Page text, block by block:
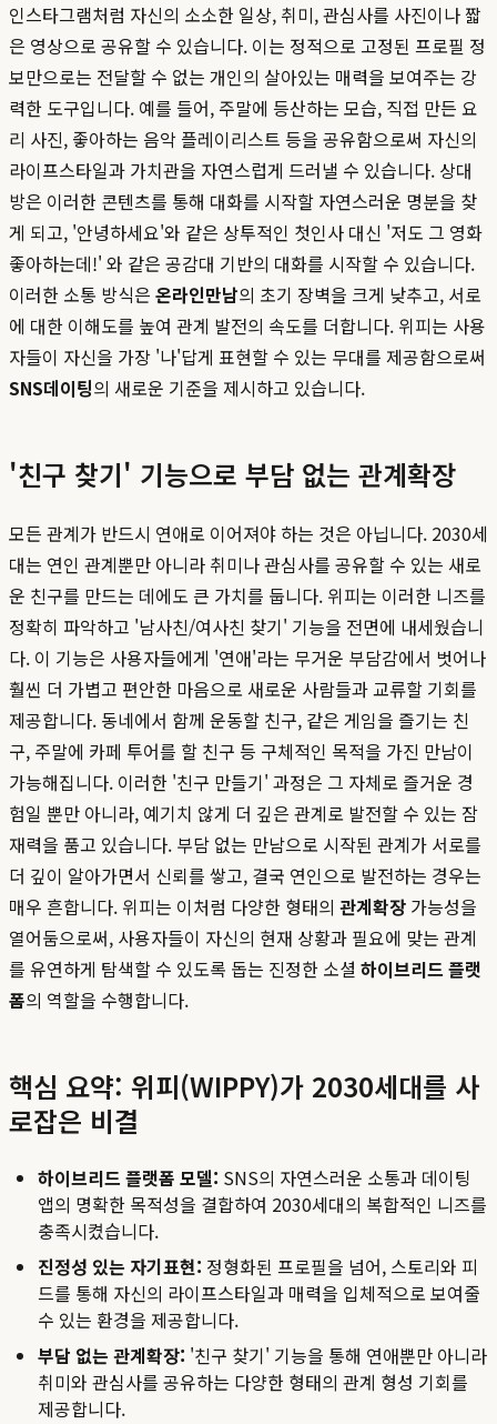
인스타그램처럼 자신의 소소한 일상, 취미, 관심사를 사진이나 짧
은 영상으로 공유할 수 있습니다. 이는 정적으로 고정된 프로필 정
보만으로는 전달할 수 없는 개인의 살아있는 매력을 보여주는 강
력한 도구입니다. 예를 들어, 주말에 등산하는 모습, 직접 만든 요
리 사진, 좋아하는 음악 플레이리스트 등을 공유함으로써 자신의
라이프스타일과 가치관을 자연스럽게 드러낼 수 있습니다. 상대
방은 이러한 콘텐츠를 통해 대화를 시작할 자연스러운 명분을 찾
게 되고, '안녕하세요'와 같은 상투적인 첫인사 대신 '저도 그 영화
좋아하는데!' 와 같은 공감대 기반의 대화를 시작할 수 있습니다.
이러한 소통 방식은 온라인만남의 초기 장벽을 크게 낮추고, 서로
에 대한 이해도를 높여 관계 발전의 속도를 더합니다. 위피는 사용
자들이 자신을 가장 '나'답게 표현할 수 있는 무대를 제공함으로써
SNS데이팅의 새로운 기준을 제시하고 있습니다.
'친구 찾기' 기능으로 부담 없는 관계확장
모든 관계가 반드시 연애로 이어져야 하는 것은 아닙니다. 2030세
대는 연인 관계뿐만 아니라 취미나 관심사를 공유할 수 있는 새로
운 친구를 만드는 데에도 큰 가치를 둡니다. 위피는 이러한 니즈를
정확히 파악하고 '남사친/여사친 찾기' 기능을 전면에 내세웠습니
다. 이 기능은 사용자들에게 '연애'라는 무거운 부담감에서 벗어나
훨씬 더 가볍고 편안한 마음으로 새로운 사람들과 교류할 기회를
제공합니다. 동네에서 함께 운동할 친구, 같은 게임을 즐기는 친
구, 주말에 카페 투어를 할 친구 등 구체적인 목적을 가진 만남이
가능해집니다. 이러한 '친구 만들기' 과정은 그 자체로 즐거운 경
험일 뿐만 아니라, 예기치 않게 더 깊은 관계로 발전할 수 있는 잠
재력을 품고 있습니다. 부담 없는 만남으로 시작된 관계가 서로를
더 깊이 알아가면서 신뢰를 쌓고, 결국 연인으로 발전하는 경우는
매우 흔합니다. 위피는 이처럼 다양한 형태의 관계확장 가능성을
열어둠으로써, 사용자들이 자신의 현재 상황과 필요에 맞는 관계
를 유연하게 탐색할 수 있도록 돕는 진정한 소셜 하이브리드 플랫
폼의 역할을 수행합니다.
핵심 요약: 위피(WIPPY)가 2030세대를 사
로잡은 비결
하이브리드 플랫폼 모델: SNS의 자연스러운 소통과 데이팅
앱의 명확한 목적성을 결합하여 2030세대의 복합적인 니즈를
충족시켰습니다.
진정성 있는 자기표현: 정형화된 프로필을 넘어, 스토리와 피
드를 통해 자신의 라이프스타일과 매력을 입체적으로 보여줄
수 있는 환경을 제공합니다.
부담 없는 관계확장: '친구 찾기' 기능을 통해 연애뿐만 아니라
취미와 관심사를 공유하는 다양한 형태의 관계 형성 기회를
제공합니다.